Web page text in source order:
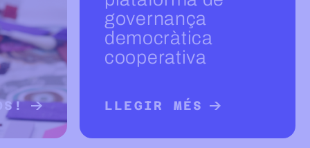
PROJECTES
governança
democràtica
cooperativa
LLEGIR MÉS SOBRE
LLEGIR MÉS